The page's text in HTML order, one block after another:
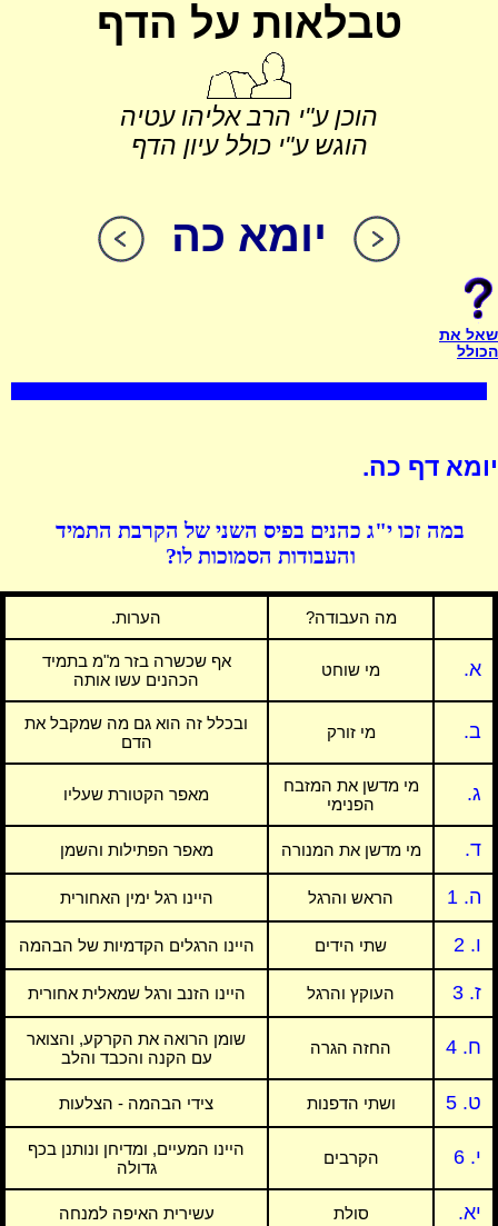
טבלאות על הדף
הוכן ע"י הרב אליהו עטיה
הוגש ע"י כולל עיון הדף
יומא כה
שאל את
הכולל
יומא דף כה.
במה זכו י"ג כהנים בפיס השני של הקרבת התמיד
והעבודות הסמוכות לו?
מה העבודה? הערות.
א. מי שוחט
אף שכשרה בזר מ"מ בתמיד
הכהנים עשו אותה
ב. מי זורק
ובכלל זה הוא גם מה שמקבל את
הדם
ג.
מי מדשן את המזבח
הפנימי
מאפר הקטורת שעליו
ד. מי מדשן את המנורה מאפר הפתילות והשמן
ה. 1 הראש והרגל היינו רגל ימין האחורית
ו. 2 שתי הידים היינו הרגלים הקדמיות של הבהמה
ז. 3 העוקץ והרגל היינו הזנב ורגל שמאלית אחורית
ח. 4 החזה הגרה
שומן הרואה את הקרקע, והצואר
עם הקנה והכבד והלב
ט. 5 ושתי הדפנות צידי הבהמה - הצלעות
י. 6 הקרבים
היינו המעיים, ומדיחן ונותנן בכף
גדולה
יא. סולת עשירית האיפה למנחה